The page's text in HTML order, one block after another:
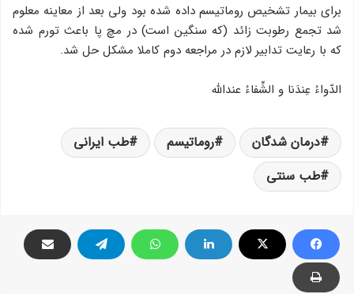
برای بیمار تشخيص روماتیسم داده شده بود ولی بعد از معاینه معلوم
شد تجمع رطوبت زائد (که سنگین است) در مچ پا باعث تورم شده
که با رعایت تدابیر لازم در مراجعه دوم کاملا مشکل حل شد.
الدّواءُ عِندَنا و الشِّفاءُ عندالله
درمان شدگان روماتیسم
طب ایرانی
طب سنتی